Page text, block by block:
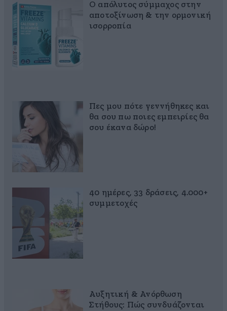
Ο απόλυτος σύμμαχος στην
αποτοξίνωση & την ορμονική
ισορροπία
Πες μου πότε γεννήθηκες και
θα σου πω ποιες εμπειρίες θα
σου έκανα δώρο!
40 ημέρες, 33 δράσεις, 4.000+
συμμετοχές
Αυξητική & Ανόρθωση
Στήθους: Πώς συνδυάζονται